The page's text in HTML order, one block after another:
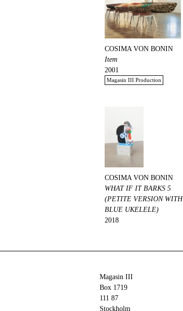
COSIMA VON BONIN
Item
2001
Magasin III Production
COSIMA VON BONIN
WHAT IF IT BARKS 5
(PETITE VERSION WITH
BLUE UKELELE)
2018
Magasin III
Box 1719
111 87
Stockholm